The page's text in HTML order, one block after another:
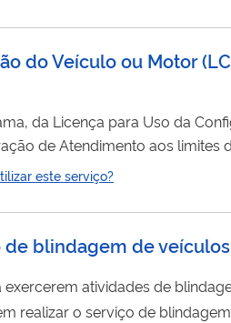
do Veículo ou Motor
da Licença para Uso da
de Atendimento aos limites
da LCVM para o veículo
este serviço?
de blindagem de veículos
atividades de
realizar o serviço de